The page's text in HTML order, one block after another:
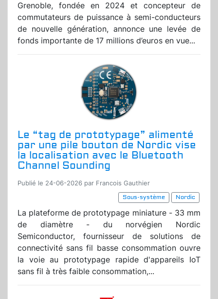
Grenoble, fondée en 2024 et concepteur de
commutateurs de puissance à semi-conducteurs
de nouvelle génération, annonce une levée de
fonds importante de 17 millions d’euros en vue...
Le “tag de prototypage” alimenté
par une pile bouton de Nordic vise
la localisation avec le Bluetooth
Channel Sounding
Publié le 24-06-2026 par Francois Gauthier
Sous-système
Nordic
La plateforme de prototypage miniature - 33 mm
de diamètre - du norvégien Nordic
Semiconductor, fournisseur de solutions de
connectivité sans fil basse consommation ouvre
la voie au prototypage rapide d'appareils IoT
sans fil à très faible consommation,...